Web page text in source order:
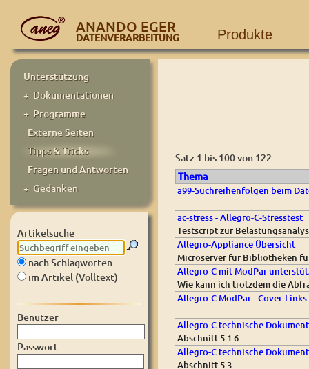
ANANDO EGER
DATENVERARBEITUNG Produkte
Unterstützung
+ Dokumentationen
+ Programme
Externe Seiten
Tipps & Tricks
Fragen und Antworten
+ Gedanken
Artikelsuche
nach Schlagworten
im Artikel (Volltext)
Benutzer
Passwort
Satz 1 bis 100 von 122
Thema
a99-Suchreihenfolgen beim
ac-stress - Allegro-C-Stresstest
Testscript zur
Allegro-Appliance Übersicht
Microserver für Bibliotheken
Allegro-C mit ModPar
Wie kann ich trotzdem die
Allegro-C ModPar - Cover-
Allegro-C technische
Abschnitt 5.1.6
Allegro-C technische
Abschnitt 5.3.